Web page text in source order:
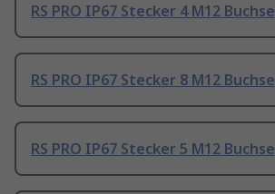
RS PRO IP67 Stecker 4 M12 Buchse
RS PRO IP67 Stecker 8 M12 Buchse
RS PRO IP67 Stecker 5 M12 Buchse